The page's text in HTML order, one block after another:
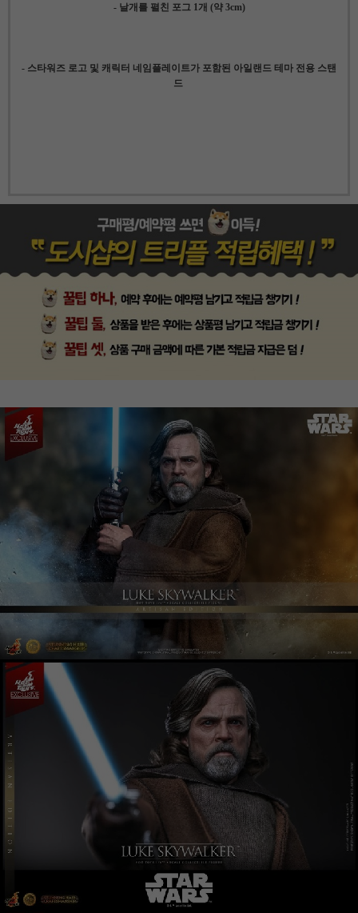
- 날개를 펼친 포그 1개 (약 3cm)
- 스타워즈 로고 및 캐릭터 네임플레이트가 포함된 아일랜드 테마 전용 스탠
드